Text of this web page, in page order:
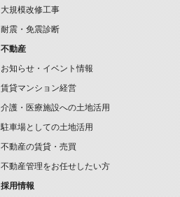
大規模改修工事
耐震・免震診断
不動産
お知らせ・イベント情報
賃貸マンション経営
介護・医療施設への土地活用
駐車場としての土地活用
不動産の賃貸・売買
不動産管理をお任せしたい方
採用情報